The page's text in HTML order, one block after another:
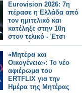
Eurovision 2026: 7η
πέρασε η Ελλάδα από
τον ημιτελικό και
κατέληξε στην 10η
στον τελικό - Έτσι
μας ψήφισαν
«Μητέρα και
Οικογένεια»: Το νέο
αφιέρωμα του
ERTFLIX για την
Ημέρα της Μητέρας